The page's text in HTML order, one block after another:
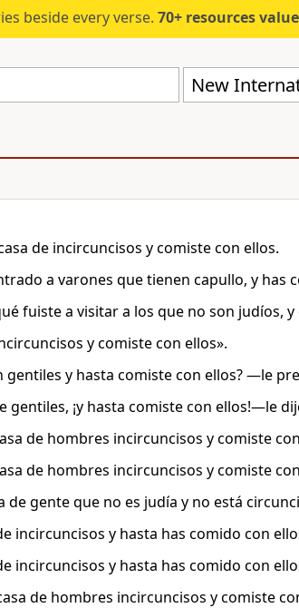
beside every verse. 70+ resources valued at
New
de incircuncisos y comiste con ellos.
a varones que tienen capullo, y has
fuiste a visitar a los que no son judíos, y
y comiste con ellos».
y hasta comiste con ellos? —le
gentiles, ¡y hasta comiste con ellos!—le
de hombres incircuncisos y comiste
de hombres incircuncisos y comiste
de gente que no es judía y no está
incircuncisos y hasta has comido con
incircuncisos y hasta has comido con
de hombres incircuncisos y comiste